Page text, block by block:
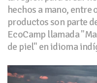
hechos a mano, entre
productos son parte
EcoCamp llamada
de piel" en idioma